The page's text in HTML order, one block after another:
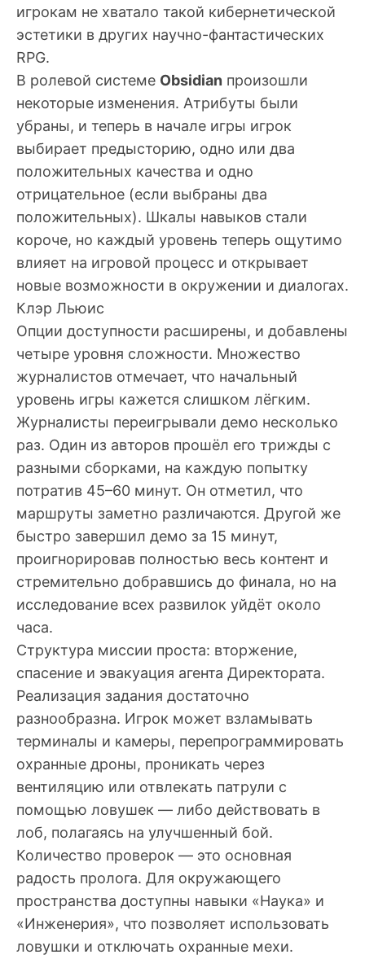
игрокам не хватало такой кибернетической
эстетики в других научно-фантастических
RPG.
В ролевой системе Obsidian произошли
некоторые изменения. Атрибуты были
убраны, и теперь в начале игры игрок
выбирает предысторию, одно или два
положительных качества и одно
отрицательное (если выбраны два
положительных). Шкалы навыков стали
короче, но каждый уровень теперь ощутимо
влияет на игровой процесс и открывает
новые возможности в окружении и диалогах.
Клэр Льюис
Опции доступности расширены, и добавлены
четыре уровня сложности. Множество
журналистов отмечает, что начальный
уровень игры кажется слишком лёгким.
Журналисты переигрывали демо несколько
раз. Один из авторов прошёл его трижды с
разными сборками, на каждую попытку
потратив 45–60 минут. Он отметил, что
маршруты заметно различаются. Другой же
быстро завершил демо за 15 минут,
проигнорировав полностью весь контент и
стремительно добравшись до финала, но на
исследование всех развилок уйдёт около
часа.
Структура миссии проста: вторжение,
спасение и эвакуация агента Директората.
Реализация задания достаточно
разнообразна. Игрок может взламывать
терминалы и камеры, перепрограммировать
охранные дроны, проникать через
вентиляцию или отвлекать патрули с
помощью ловушек — либо действовать в
лоб, полагаясь на улучшенный бой.
Количество проверок — это основная
радость пролога. Для окружающего
пространства доступны навыки «Наука» и
«Инженерия», что позволяет использовать
ловушки и отключать охранные мехи.